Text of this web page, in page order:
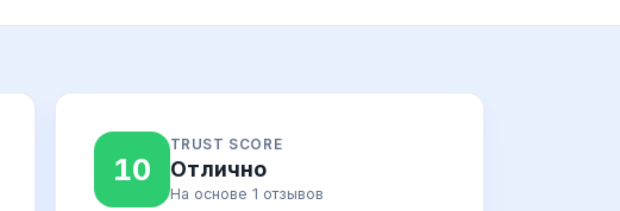
10
TRUST SCORE
Отлично
На основе 1 отзывов